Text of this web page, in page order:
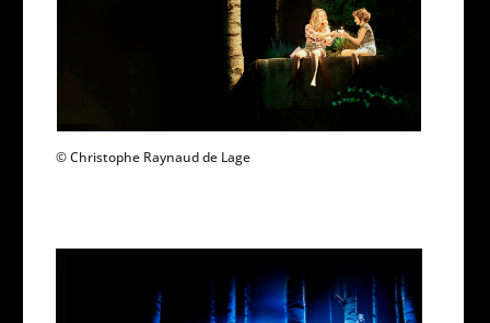
© Christophe Raynaud de Lage